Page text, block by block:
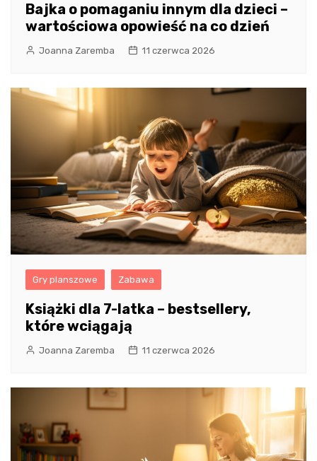
Bajka o pomaganiu innym dla dzieci –
wartościowa opowieść na co dzień
Joanna Zaremba 11 czerwca 2026
Gry planszowe Zabawa
Książki dla 7-latka – bestsellery,
które wciągają
Joanna Zaremba 11 czerwca 2026